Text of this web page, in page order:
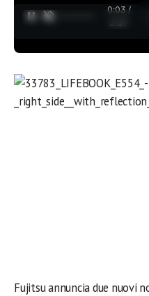
0:03 /
3:37
Fujitsu annuncia due nuovi